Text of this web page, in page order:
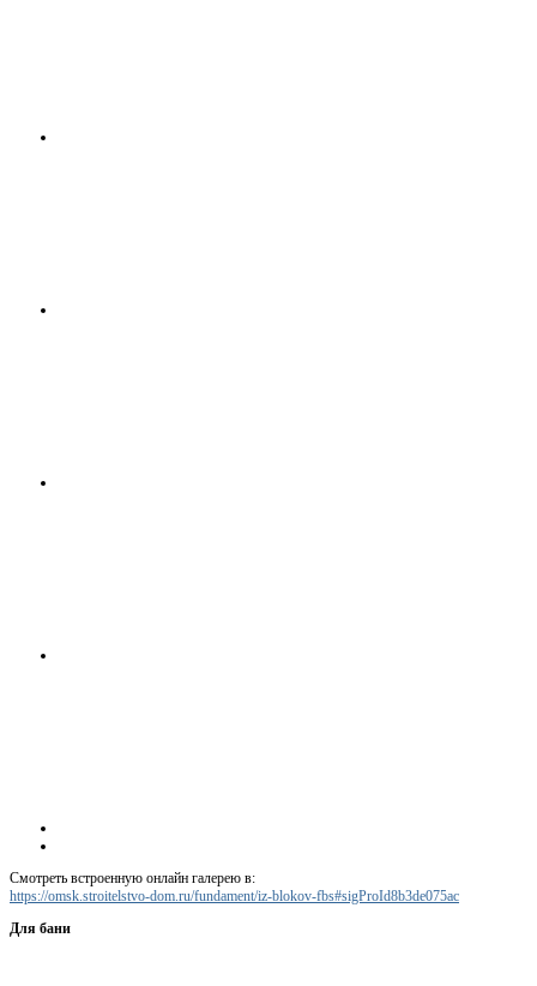
Смотреть встроенную онлайн галерею в:
https://omsk.stroitelstvo-dom.ru/fundament/iz-blokov-fbs#sigProId8b3de075ac
Для бани